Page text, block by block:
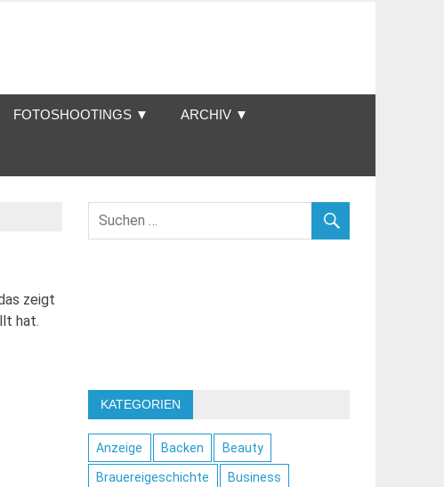
FOTOSHOOTINGS ▼ ARCHIV ▼
zeigt
hat.
KATEGORIEN
Anzeige Backen Beauty
Brauereigeschichte Business